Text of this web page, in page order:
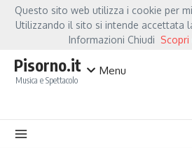
Salta al contenuto
Hot News
Fiorella Mannoia, a Capannori nasce
Pisorno.it
Musica e Spettacolo
Menu
Questo sito web utilizza i cookie per
Utilizzando il sito si intende accettata
Informazioni Chiudi Scopri